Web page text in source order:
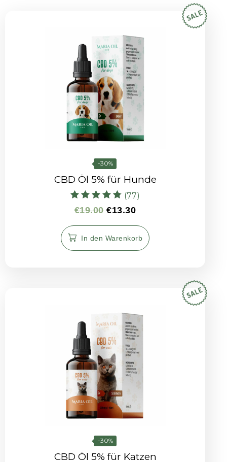
-30%
CBD Öl 5% für Hunde
Bewertet mit
4.78
von 5
(77)
€19.00 €13.30
In den Warenkorb
-30%
CBD Öl 5% für Katzen